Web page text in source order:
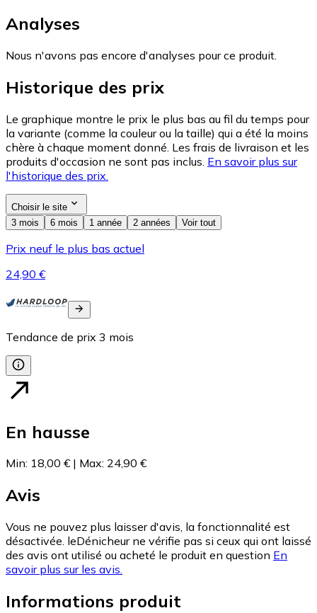
Analyses
Nous n'avons pas encore d'analyses pour ce produit.
Historique des prix
Le graphique montre le prix le plus bas au fil du temps pour
la variante (comme la couleur ou la taille) qui a été la moins
chère à chaque moment donné. Les frais de livraison et les
produits d'occasion ne sont pas inclus. En savoir plus sur
l'historique des prix.
Choisir le site
3 mois
6 mois 1 année 2 années Voir tout
Prix neuf le plus bas actuel
24,90 €
Tendance de prix 3 mois
En hausse
Min: 18,00 € | Max: 24,90 €
Avis
Vous ne pouvez plus laisser d'avis, la fonctionnalité est
désactivée. leDénicheur ne vérifie pas si ceux qui ont laissé
des avis ont utilisé ou acheté le produit en question En
savoir plus sur les avis.
Informations produit